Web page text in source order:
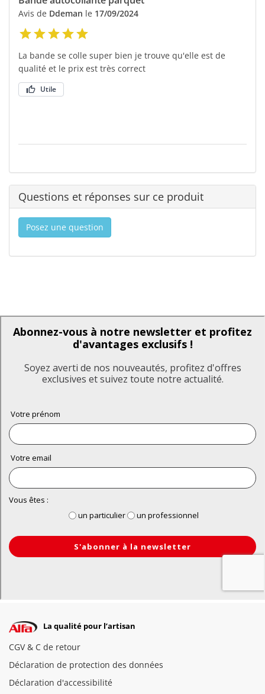
Avis de Ddeman le 17/09/2024
La bande se colle super bien je trouve qu'elle est de
qualité et le prix est très correct
Utile
Questions et réponses sur ce produit
Posez une question
La qualité pour l’artisan
CGV & C de retour
Déclaration de protection des données
Déclaration d'accessibilité